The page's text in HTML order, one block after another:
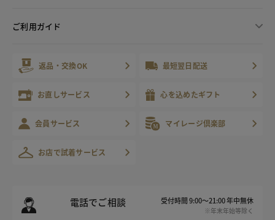
ご利用ガイド
返品・交換OK 最短翌日配送
お直しサービス 心を込めたギフト
会員サービス マイレージ倶楽部
お店で試着サービス
電話でご相談 受付時間 9:00～21:00 年中無休
※年末年始等除く